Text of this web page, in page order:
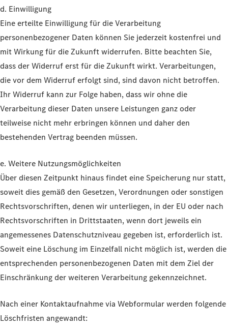
d. Einwilligung
Eine erteilte Einwilligung für die Verarbeitung
personenbezogener Daten können Sie jederzeit kostenfrei und
mit Wirkung für die Zukunft widerrufen. Bitte beachten Sie,
dass der Widerruf erst für die Zukunft wirkt. Verarbeitungen,
die vor dem Widerruf erfolgt sind, sind davon nicht betroffen.
Ihr Widerruf kann zur Folge haben, dass wir ohne die
Verarbeitung dieser Daten unsere Leistungen ganz oder
teilweise nicht mehr erbringen können und daher den
bestehenden Vertrag beenden müssen.
e. Weitere Nutzungsmöglichkeiten
Über diesen Zeitpunkt hinaus findet eine Speicherung nur statt,
soweit dies gemäß den Gesetzen, Verordnungen oder sonstigen
Rechtsvorschriften, denen wir unterliegen, in der EU oder nach
Rechtsvorschriften in Drittstaaten, wenn dort jeweils ein
angemessenes Datenschutzniveau gegeben ist, erforderlich ist.
Soweit eine Löschung im Einzelfall nicht möglich ist, werden die
entsprechenden personenbezogenen Daten mit dem Ziel der
Einschränkung der weiteren Verarbeitung gekennzeichnet.
Nach einer Kontaktaufnahme via Webformular werden folgende
Löschfristen angewandt: